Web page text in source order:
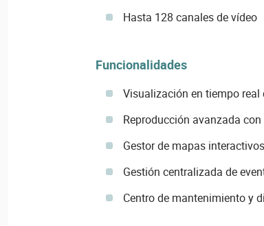
Hasta 128 canales de vídeo
Funcionalidades
Visualización en tiempo
Reproducción avanzada
Gestor de mapas interactivos
Gestión centralizada de
Centro de mantenimiento y